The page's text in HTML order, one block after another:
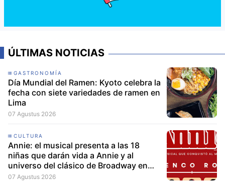
ÚLTIMAS NOTICIAS
GASTRONOMÍA
Día Mundial del Ramen: Kyoto celebra la
fecha con siete variedades de ramen en
Lima
07 Agustus 2026
CULTURA
Annie: el musical presenta a las 18
niñas que darán vida a Annie y al
universo del clásico de Broadway en
Lima
07 Agustus 2026